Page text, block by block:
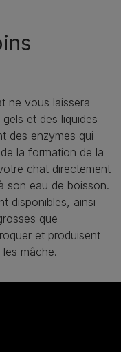
ne vous laissera
et des liquides
des enzymes qui
la formation de la
chat directement
son eau de boisson.
disponibles, ainsi
que
et produisent
mâche.